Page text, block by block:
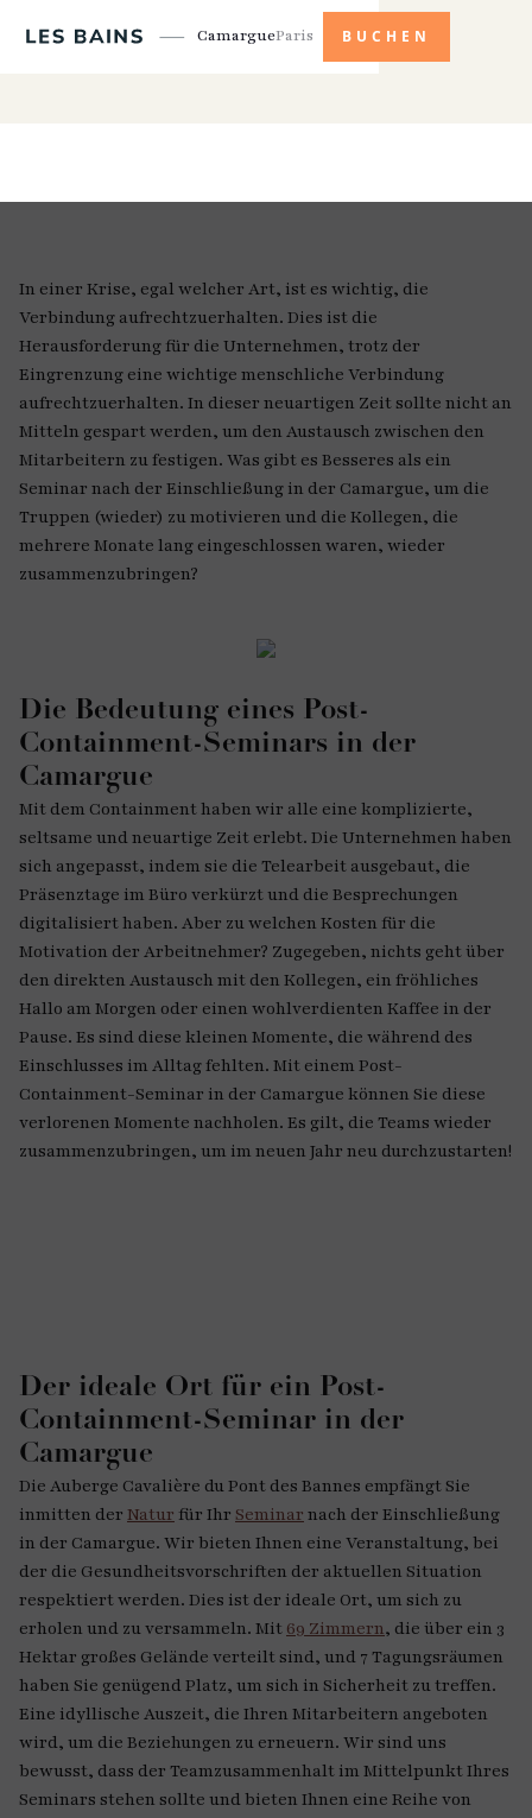
CamargueParis BUCHEN
In einer Krise, egal welcher Art, ist es wichtig, die
Verbindung aufrechtzuerhalten. Dies ist die
Herausforderung für die Unternehmen, trotz der
Eingrenzung eine wichtige menschliche Verbindung
aufrechtzuerhalten. In dieser neuartigen Zeit sollte nicht an
Mitteln gespart werden, um den Austausch zwischen den
Mitarbeitern zu festigen. Was gibt es Besseres als ein
Seminar nach der Einschließung in der Camargue, um die
Truppen (wieder) zu motivieren und die Kollegen, die
mehrere Monate lang eingeschlossen waren, wieder
zusammenzubringen?
Die Bedeutung eines Post-
Containment-Seminars in der
Camargue
Mit dem Containment haben wir alle eine komplizierte,
seltsame und neuartige Zeit erlebt. Die Unternehmen haben
sich angepasst, indem sie die Telearbeit ausgebaut, die
Präsenztage im Büro verkürzt und die Besprechungen
digitalisiert haben. Aber zu welchen Kosten für die
Motivation der Arbeitnehmer? Zugegeben, nichts geht über
den direkten Austausch mit den Kollegen, ein fröhliches
Hallo am Morgen oder einen wohlverdienten Kaffee in der
Pause. Es sind diese kleinen Momente, die während des
Einschlusses im Alltag fehlten. Mit einem Post-
Containment-Seminar in der Camargue können Sie diese
verlorenen Momente nachholen. Es gilt, die Teams wieder
zusammenzubringen, um im neuen Jahr neu durchzustarten!
Der ideale Ort für ein Post-
Containment-Seminar in der
Camargue
Die Auberge Cavalière du Pont des Bannes empfängt Sie
inmitten der Natur für Ihr Seminar nach der Einschließung
in der Camargue. Wir bieten Ihnen eine Veranstaltung, bei
der die Gesundheitsvorschriften der aktuellen Situation
respektiert werden. Dies ist der ideale Ort, um sich zu
erholen und zu versammeln. Mit 69 Zimmern, die über ein 3
Hektar großes Gelände verteilt sind, und 7 Tagungsräumen
haben Sie genügend Platz, um sich in Sicherheit zu treffen.
Eine idyllische Auszeit, die Ihren Mitarbeitern angeboten
wird, um die Beziehungen zu erneuern. Wir sind uns
bewusst, dass der Teamzusammenhalt im Mittelpunkt Ihres
Seminars stehen sollte und bieten Ihnen eine Reihe von